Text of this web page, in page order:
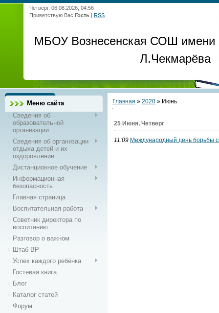
Четверг, 06.08.2026, 04:56
Приветствую Вас Гость | RSS
МБОУ Вознесенская СОШ имени
Л.Чекмарёва
Меню сайта
Сведения об
образовательной
организации
Сведения об организации
отдыха детей и их
оздоровлении
Дистанционное обучение
Информационная
безопасность
Главная страница
Воспитательная работа
Советник директора по
воспитанию
Разговор о важном
Штаб ВР
Успех каждого ребёнка
Гостевая книга
Блог
Каталог статей
Форум
Главная » 2020 » Июнь
25 Июня, Четверг
11:09 Международный день борьбы